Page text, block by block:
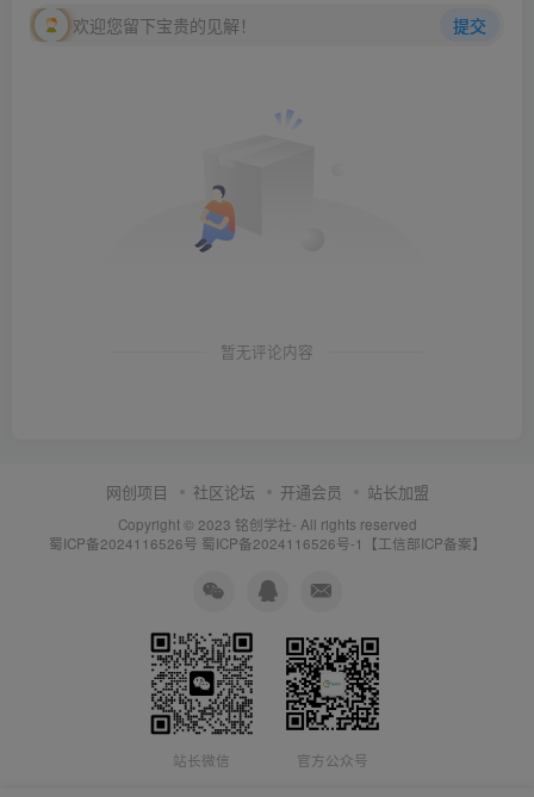
欢迎您留下宝贵的见解！ 提交
暂无评论内容
网创项目 社区论坛 开通会员 站长加盟
Copyright © 2023 铭创学社- All rights reserved
蜀ICP备2024116526号 蜀ICP备2024116526号-1【工信部ICP备案】
站长微信 官方公众号